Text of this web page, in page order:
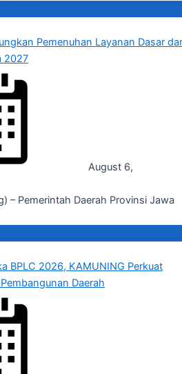
Pemenuhan Layanan Dasar
2027
August 6,
– Pemerintah Daerah Provinsi Jawa
BPLC 2026, KAMUNING Perkuat
Daerah